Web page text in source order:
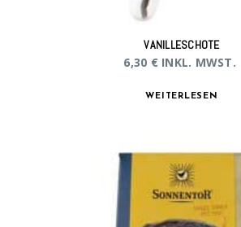
VANILLESCHOTE
6,30 € INKL. MWST.
WEITERLESEN